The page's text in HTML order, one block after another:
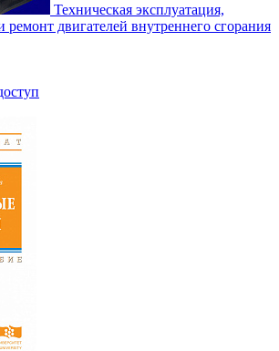
Техническая эксплуатация,
ремонт двигателей внутреннего сгорания